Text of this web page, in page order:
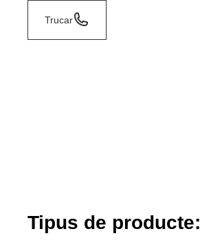
Trucar
Tipus de producte: